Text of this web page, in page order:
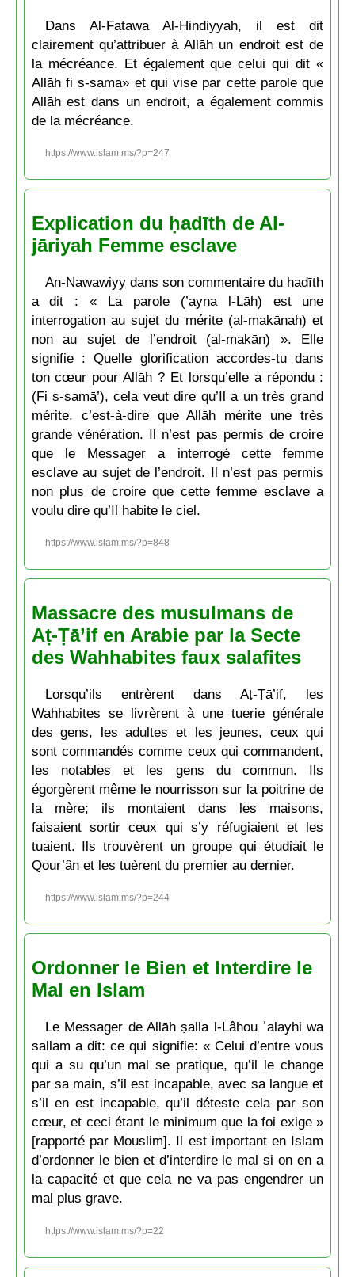
Dans Al-Fatawa Al-Hindiyyah, il est dit
clairement qu’attribuer à Allāh un endroit est de
la mécréance. Et également que celui qui dit «
Allāh fi s-sama» et qui vise par cette parole que
Allāh est dans un endroit, a également commis
de la mécréance.
https://www.islam.ms/?p=247
Explication du ḥadīth de Al-
jāriyah Femme esclave
An-Nawawiyy dans son commentaire du ḥadīth
a dit : « La parole (’ayna l-Lāh) est une
interrogation au sujet du mérite (al-makānah) et
non au sujet de l’endroit (al-makān) ». Elle
signifie : Quelle glorification accordes-tu dans
ton cœur pour Allāh ? Et lorsqu’elle a répondu :
(Fi s-samā’), cela veut dire qu’Il a un très grand
mérite, c’est-à-dire que Allāh mérite une très
grande vénération. Il n’est pas permis de croire
que le Messager a interrogé cette femme
esclave au sujet de l’endroit. Il n’est pas permis
non plus de croire que cette femme esclave a
voulu dire qu’Il habite le ciel.
https://www.islam.ms/?p=848
Massacre des musulmans de
Aṭ-Ṭā’if en Arabie par la Secte
des Wahhabites faux salafites
Lorsqu’ils entrèrent dans Aṭ-Ṭā’if, les
Wahhabites se livrèrent à une tuerie générale
des gens, les adultes et les jeunes, ceux qui
sont commandés comme ceux qui commandent,
les notables et les gens du commun. Ils
égorgèrent même le nourrisson sur la poitrine de
la mère; ils montaient dans les maisons,
faisaient sortir ceux qui s’y réfugiaient et les
tuaient. Ils trouvèrent un groupe qui étudiait le
Qour’ân et les tuèrent du premier au dernier.
https://www.islam.ms/?p=244
Ordonner le Bien et Interdire le
Mal en Islam
Le Messager de Allāh ṣalla l-Lâhou ʿalayhi wa
sallam a dit: ce qui signifie: « Celui d’entre vous
qui a su qu’un mal se pratique, qu’il le change
par sa main, s’il est incapable, avec sa langue et
s’il en est incapable, qu’il déteste cela par son
cœur, et ceci étant le minimum que la foi exige »
[rapporté par Mouslim]. Il est important en Islam
d’ordonner le bien et d’interdire le mal si on en a
la capacité et que cela ne va pas engendrer un
mal plus grave.
https://www.islam.ms/?p=22